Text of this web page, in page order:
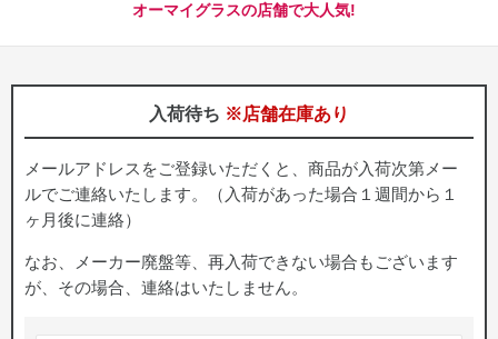
オーマイグラスの店舗で大人気!
入荷待ち ※店舗在庫あり
メールアドレスをご登録いただくと、商品が入荷次第メー
ルでご連絡いたします。（入荷があった場合１週間から１
ヶ月後に連絡）
なお、メーカー廃盤等、再入荷できない場合もございます
が、その場合、連絡はいたしません。